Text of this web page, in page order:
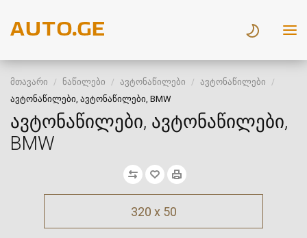
მთავარი ნაწილები ავტონაწილები
ავტონაწილები
ავტონაწილები, ავტონაწილები, BMW
ავტონაწილები, ავტონაწილები,
BMW
320 x 50